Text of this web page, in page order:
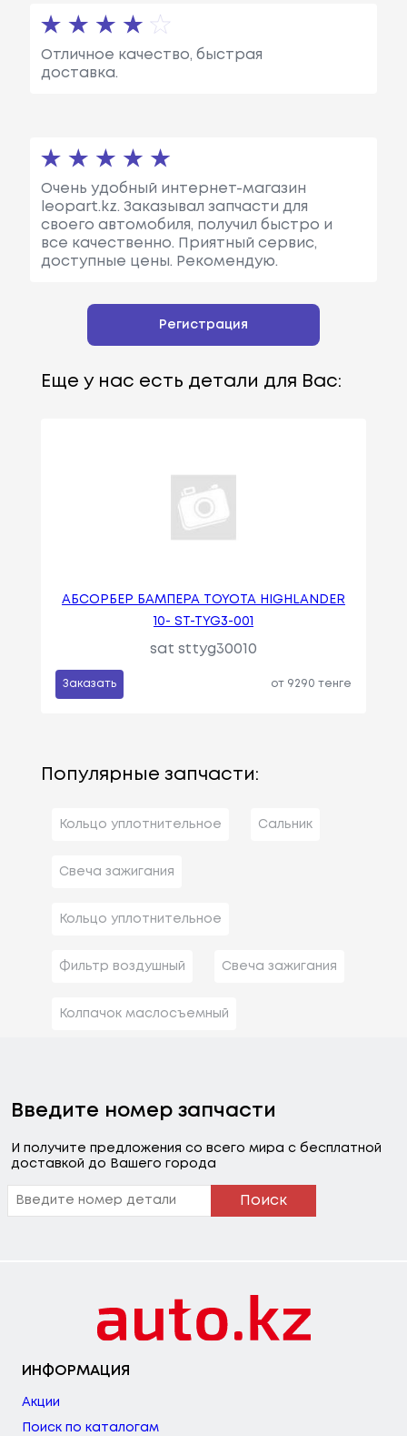
Отличное качество, быстрая
доставка.
Очень удобный интернет-магазин
leopart.kz. Заказывал запчасти для
своего автомобиля, получил быстро и
все качественно. Приятный сервис,
доступные цены. Рекомендую.
Регистрация
Еще у нас есть детали для Вас:
АБСОРБЕР БАМПЕРА TOYOTA HIGHLANDER
10- ST-TYG3-001
sat sttyg30010
Заказать от 9290 тенге
Популярные запчасти:
Кольцо уплотнительное Сальник
Свеча зажигания
Кольцо уплотнительное
Фильтр воздушный Свеча зажигания
Колпачок маслосъемный
Введите номер запчасти
И получите предложения со всего мира с бесплатной
доставкой до Вашего города
Поиск
ИНФОРМАЦИЯ
Акции
Поиск по каталогам